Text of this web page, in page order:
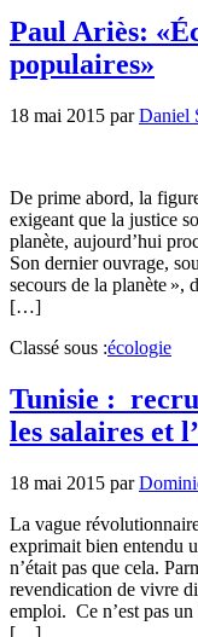
Paul Ariès:
populaires»
18 mai 2015 parDaniel
De prime abord, la
exigeant que la justice
planète, aujourd’hui
Son dernier ouvrage,
secours de la planète »,
[…]
Classé sous :écologie
Tunisie :
les salaires et
18 mai 2015 par
La vague
exprimait bien entendu
n’était pas que cela.
revendication de vivre
emploi. Ce n’est pas un
[…]